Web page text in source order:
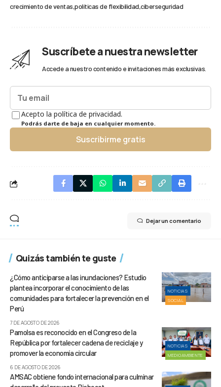
crecimiento de ventas políticas de flexibilidad ciberseguridad
Suscríbete a nuestra newsletter
Accede a nuestro contenido e invitaciones más exclusivas.
Acepto la política de privacidad.
Podrás darte de baja en cualquier momento.
Suscribirme gratis
Dejar un comentario
Quizás también te guste
NOTICIAS
SOCIAL
¿Cómo anticiparse a las inundaciones? Estudio
plantea incorporar el conocimiento de las
comunidades para fortalecer la prevención en el
Perú
7 DE AGOSTO DE 2026
NOTICIAS
MEDIOAMBIENTE
Pamolsa es reconocido en el Congreso de la
República por fortalecer cadena de reciclaje y
promover la economía circular
6 DE AGOSTO DE 2026
AMSAC obtiene fondo internacional para culminar